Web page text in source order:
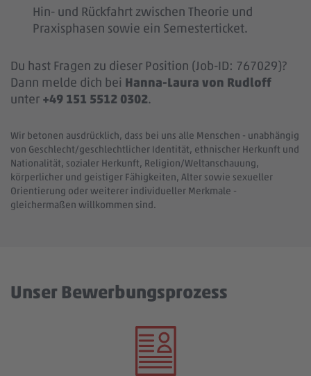
Hin- und Rückfahrt zwischen Theorie und
Praxisphasen sowie ein Semesterticket.
Du hast Fragen zu dieser Position (Job-ID: 767029)?
Dann melde dich bei Hanna-Laura von Rudloff
unter +49 151 5512 0302.
Wir betonen ausdrücklich, dass bei uns alle Menschen - unabhängig
von Geschlecht/geschlechtlicher Identität, ethnischer Herkunft und
Nationalität, sozialer Herkunft, Religion/Weltanschauung,
körperlicher und geistiger Fähigkeiten, Alter sowie sexueller
Orientierung oder weiterer individueller Merkmale -
gleichermaßen willkommen sind.
Unser Bewerbungsprozess